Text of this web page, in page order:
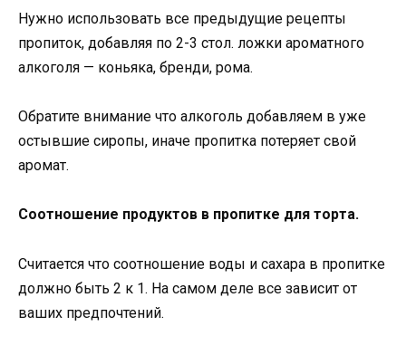
Нужно использовать все предыдущие рецепты
пропиток, добавляя по 2-3 стол. ложки ароматного
алкоголя — коньяка, бренди, рома.
Обратите внимание что алкоголь добавляем в уже
остывшие сиропы, иначе пропитка потеряет свой
аромат.
Соотношение продуктов в пропитке для торта.
Считается что соотношение воды и сахара в пропитке
должно быть 2 к 1. На самом деле все зависит от
ваших предпочтений.